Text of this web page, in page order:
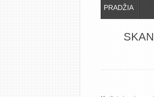
PRADŽIA